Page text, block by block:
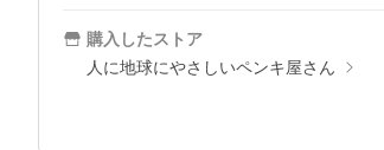
購入したストア
人に地球にやさしいペンキ屋さん